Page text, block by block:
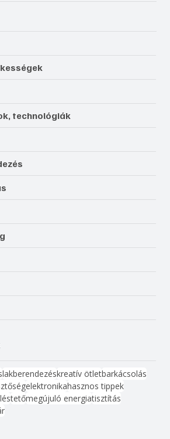
technológiák
lakberendezéskreatív ötletbarkácsolás
elektronikahasznos tippek
tetőmegújuló energiatisztítás